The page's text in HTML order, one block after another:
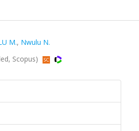
M., Nwulu N.
Scopus)